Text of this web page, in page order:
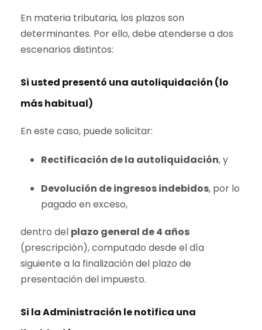
En materia tributaria, los plazos son
determinantes. Por ello, debe atenderse a dos
escenarios distintos:
Si usted presentó una autoliquidación (lo
más habitual)
En este caso, puede solicitar:
Rectificación de la autoliquidación, y
Devolución de ingresos indebidos, por lo
pagado en exceso,
dentro del plazo general de 4 años
(prescripción), computado desde el día
siguiente a la finalización del plazo de
presentación del impuesto.
Si la Administración le notifica una